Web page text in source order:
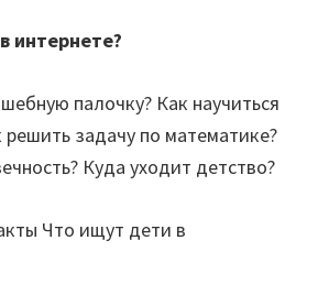
интернете?
палочку? Как научиться
решить задачу по математике?
Куда уходит детство?